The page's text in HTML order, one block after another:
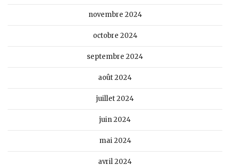
novembre 2024
octobre 2024
septembre 2024
août 2024
juillet 2024
juin 2024
mai 2024
avril 2024